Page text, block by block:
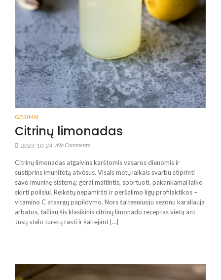
GĖRIMAI
Citrinų limonadas
2023-10-24 /No Comments
Citrinų limonadas atgaivins karštomis vasaros dienomis ir
sustiprins imunitetą atvėsus. Visais metų laikais svarbu stiprinti
savo imuninę sistemą: gerai maitintis, sportuoti, pakankamai laiko
skirti poilsiui. Reikėtų nepamiršti ir peršalimo ligų profilaktikos –
vitamino C atsargų papildymo. Nors šaltesniuoju sezonu karaliauja
arbatos, tačiau šis klasikinis citrinų limonado receptas vietą ant
Jūsų stalo turėtų rasti ir šaltėjant […]